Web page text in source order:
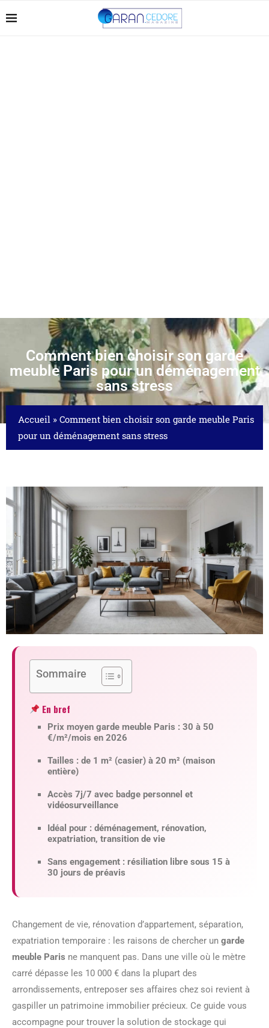
Comment bien choisir son garde
meuble Paris pour un déménagement
sans stress
Accueil » Comment bien choisir son garde meuble Paris
pour un déménagement sans stress
Sommaire
En bref
Prix moyen garde meuble Paris : 30 à 50
€/m²/mois en 2026
Tailles : de 1 m² (casier) à 20 m² (maison
entière)
Accès 7j/7 avec badge personnel et
vidéosurveillance
Idéal pour : déménagement, rénovation,
expatriation, transition de vie
Sans engagement : résiliation libre sous 15 à
30 jours de préavis
Changement de vie, rénovation d’appartement, séparation,
expatriation temporaire : les raisons de chercher un garde
meuble Paris ne manquent pas. Dans une ville où le mètre
carré dépasse les 10 000 € dans la plupart des
arrondissements, entreposer ses affaires chez soi revient à
gaspiller un patrimoine immobilier précieux. Ce guide vous
accompagne pour trouver la solution de stockage qui